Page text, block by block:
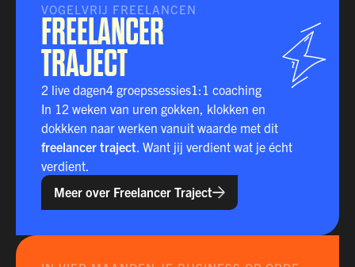
VOGELVRIJ FREELANCEN
FREELANCER
TRAJECT
2 live dagen4 groepssessies1:1 coaching
In 12 weken van uren gokken, klokken en
dokkken naar werken vanuit waarde met dit
freelancer traject . Want jij verdient wat je écht
verdient.
Meer over Freelancer Traject